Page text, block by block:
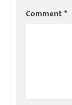
Comment*